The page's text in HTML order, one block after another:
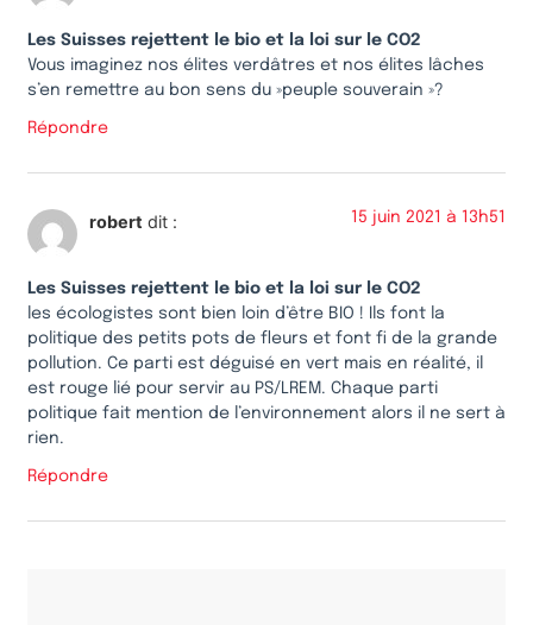
Les Suisses rejettent le bio et la loi sur le CO2
Vous imaginez nos élites verdâtres et nos élites lâches
s’en remettre au bon sens du »peuple souverain »?
Répondre
robert dit : 15 juin 2021 à 13h51
Les Suisses rejettent le bio et la loi sur le CO2
les écologistes sont bien loin d’être BIO ! Ils font la
politique des petits pots de fleurs et font fi de la grande
pollution. Ce parti est déguisé en vert mais en réalité, il
est rouge lié pour servir au PS/LREM. Chaque parti
politique fait mention de l’environnement alors il ne sert à
rien.
Répondre